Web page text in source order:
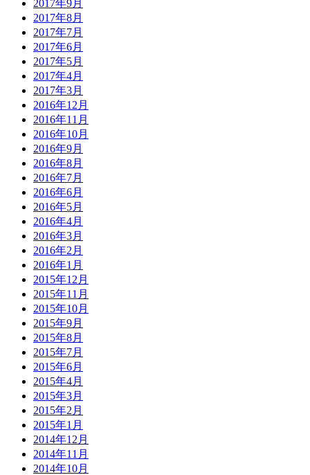
2017年9月
2017年8月
2017年7月
2017年6月
2017年5月
2017年4月
2017年3月
2016年12月
2016年11月
2016年10月
2016年9月
2016年8月
2016年7月
2016年6月
2016年5月
2016年4月
2016年3月
2016年2月
2016年1月
2015年12月
2015年11月
2015年10月
2015年9月
2015年8月
2015年7月
2015年6月
2015年4月
2015年3月
2015年2月
2015年1月
2014年12月
2014年11月
2014年10月